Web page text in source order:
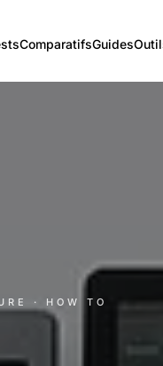
ComparatifsGuides
· HOW TO